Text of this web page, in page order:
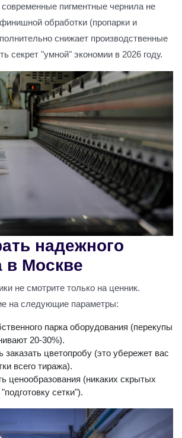
современные пигментные чернила не
обработки (пропарки и
снижает производственные
секрет "умной" экономии в 2026 году.
надежного
в Москве
не смотрите только на ценник.
на следующие параметры:
парка оборудования (перекупы
20-30%).
заказать цветопробу (это убережет вас
всего тиража).
ценообразования (никаких скрытых
сетки").